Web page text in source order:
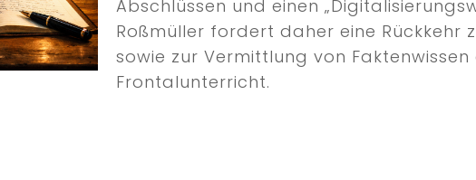
Abschlüssen und einen
Roßmüller fordert daher eine Rückkehr
sowie zur Vermittlung von
Frontalunterricht.